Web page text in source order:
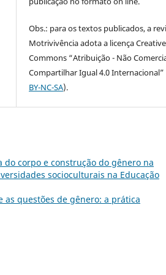
Obs.: para os textos publicados, a
Motrivivência adota a licença Creative
Commons “Atribuição - Não
Compartilhar Igual 4.0 Internacional”
BY-NC-SA).
do corpo e construção do gênero na
socioculturais na Educação
as questões de gênero: a prática